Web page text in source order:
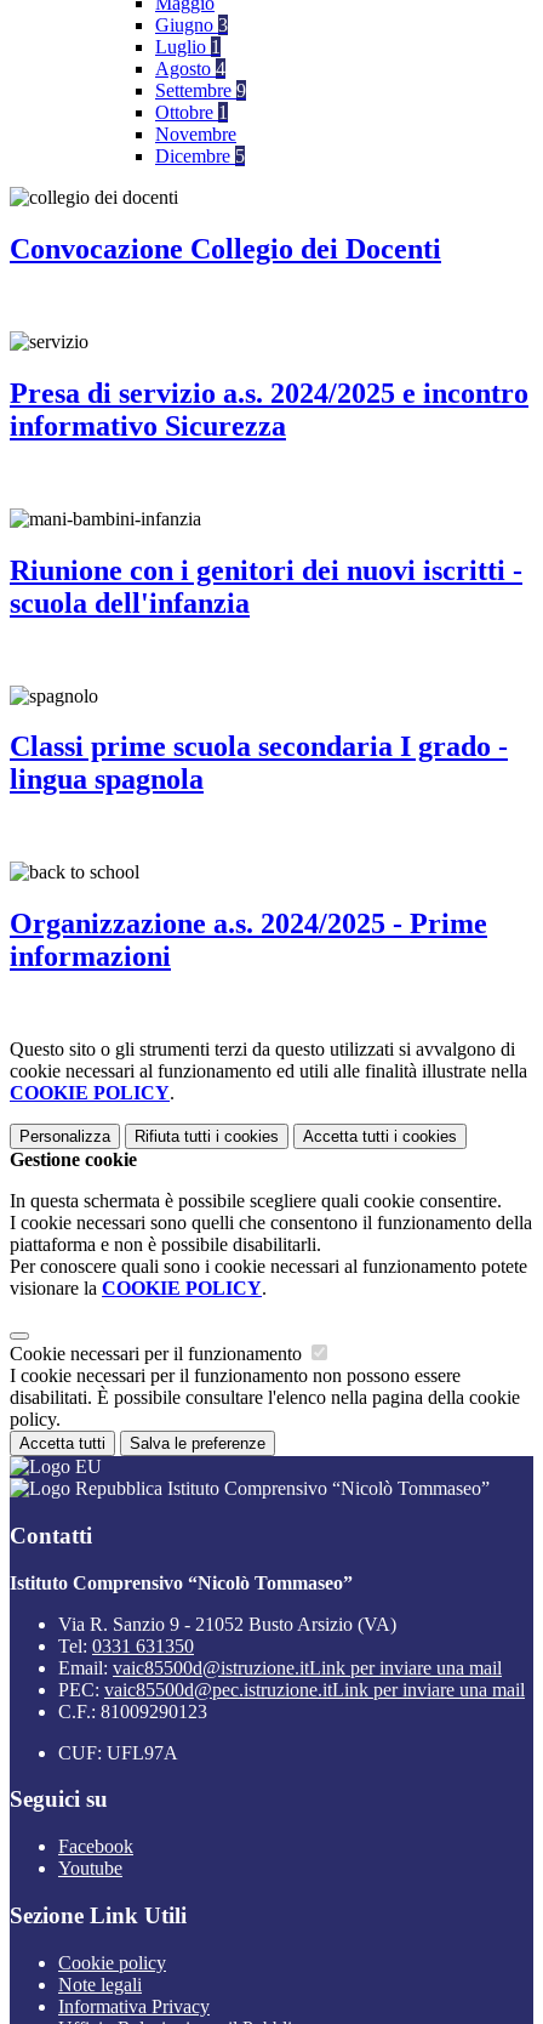
Giugno 3
Luglio 1
Agosto 4
Settembre 9
Ottobre 1
Novembre
Dicembre 5
Convocazione Collegio dei Docenti
Presa di servizio a.s. 2024/2025 e incontro
informativo Sicurezza
Riunione con i genitori dei nuovi iscritti -
scuola dell'infanzia
Classi prime scuola secondaria I grado -
lingua spagnola
Organizzazione a.s. 2024/2025 - Prime
informazioni
Questo sito o gli strumenti terzi da questo utilizzati si avvalgono di
cookie necessari al funzionamento ed utili alle finalità illustrate nella
COOKIE POLICY.
Personalizza Rifiuta tutti i cookies Accetta tutti i cookies
Gestione cookie
In questa schermata è possibile scegliere quali cookie consentire.
I cookie necessari sono quelli che consentono il funzionamento della
piattaforma e non è possibile disabilitarli.
Per conoscere quali sono i cookie necessari al funzionamento potete
visionare la COOKIE POLICY.
Cookie necessari per il funzionamento
I cookie necessari per il funzionamento non possono essere
disabilitati. È possibile consultare l'elenco nella pagina della cookie
policy.
Accetta tutti Salva le preferenze
Istituto Comprensivo “Nicolò Tommaseo”
Contatti
Istituto Comprensivo “Nicolò Tommaseo”
Via R. Sanzio 9 - 21052 Busto Arsizio (VA)
Tel: 0331 631350
Email: vaic85500d@istruzione.itLink per inviare una mail
PEC: vaic85500d@pec.istruzione.itLink per inviare una mail
C.F.: 81009290123
CUF: UFL97A
Seguici su
Facebook
Youtube
Sezione Link Utili
Cookie policy
Note legali
Informativa Privacy